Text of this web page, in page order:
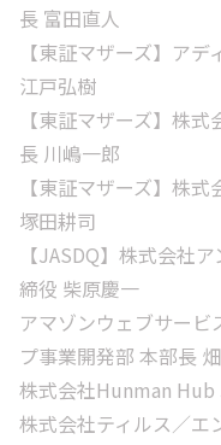
長 富田直人
【東証マザーズ】ア
江戸弘樹
【東証マザーズ】株
長 川嶋一郎
【東証マザーズ】株
塚田耕司
【JASDQ】株式会社
締役 柴原慶一
アマゾンウェブサービ
プ事業開発部 本部長
株式会社Hunman Hub
株式会社ティルス／エ